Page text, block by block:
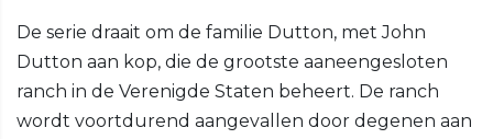
De serie draait om de familie Dutton, met John
Dutton aan kop, die de grootste aaneengesloten
ranch in de Verenigde Staten beheert. De ranch
wordt voortdurend aangevallen door degenen aan